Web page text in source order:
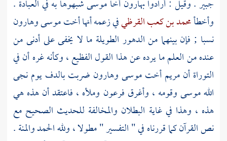
جبير. وقيل : أرادوابهارونأخاموسىشبهوها به في العبادة .
وأخطأمحمد بن كعب القرظيفي زعمه أنها أختموسىوهارون
نسبا ; فإن بينهما من الدهور الطويلة ما لا يخفى على أدنى من
عنده من العلم ما يرده عن هذا القول الفظيع ، وكأنه غره أن في
التوراة أنمريمأختموسىوهارون ضربت بالدف يوم نجى
اللهموسىوقومه ، وأغرق فرعون وملأه ، فاعتقد أن هذه هي
هذه ، وهذا في غاية البطلان والمخالفة للحديث الصحيح مع
نص القرآن كما قررناه في " التفسير " مطولا ، ولله الحمد والمنة .